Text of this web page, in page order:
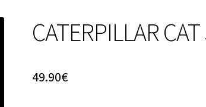
CATERPILLAR
49.90€